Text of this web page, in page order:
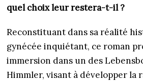
quel choix leur restera-t-il ?
Reconstituant dans sa réalité
gynécée inquiétant, ce roman
immersion dans un des
Himmler, visant à développer la